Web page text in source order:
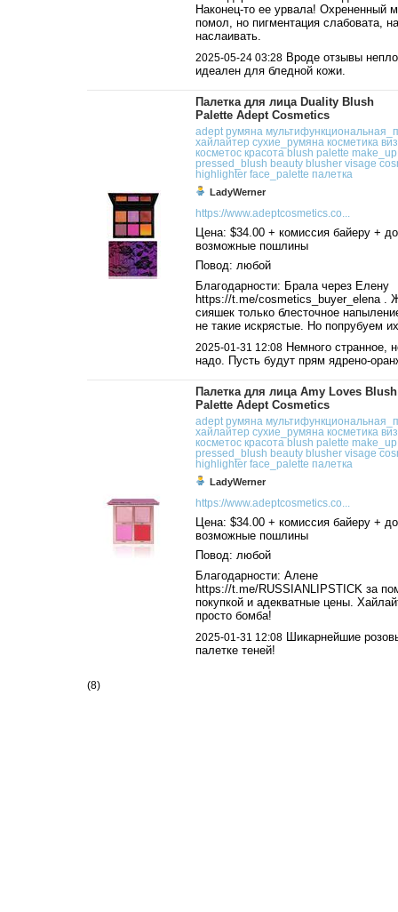
Наконец-то ее урвала! Охрененный
помол, но пигментация слабовата,
наслаивать.
2025-05-24 03:28 Вроде отзывы
идеален для бледной кожи.
Палетка для лица Duality Blush
Palette Adept Cosmetics
adept румяна
хайлайтер сухие_румяна косметика
косметос красота blush palette make_up
pressed_blush beauty blusher visage
highlighter face_palette палетка
LadyWerner
https://www.adeptcosmetics.co...
Цена: $34.00 + комиссия байеру +
возможные пошлины
Повод: любой
Благодарности: Брала через Елену
https://t.me/cosmetics_buyer_elena .
сияшек только блесточное
не такие искрястые. Но попрубуем
2025-01-31 12:08 Немного странное,
надо. Пусть будут прям ядрено-
Палетка для лица Amy Loves Blush
Palette Adept Cosmetics
adept румяна
хайлайтер сухие_румяна косметика
косметос красота blush palette make_up
pressed_blush beauty blusher visage
highlighter face_palette палетка
LadyWerner
https://www.adeptcosmetics.co...
Цена: $34.00 + комиссия байеру +
возможные пошлины
Повод: любой
Благодарности: Алене
https://t.me/RUSSIANLIPSTICK за
покупкой и адекватные цены.
просто бомба!
2025-01-31 12:08
Шикарнейшие
палетке теней!
(8)